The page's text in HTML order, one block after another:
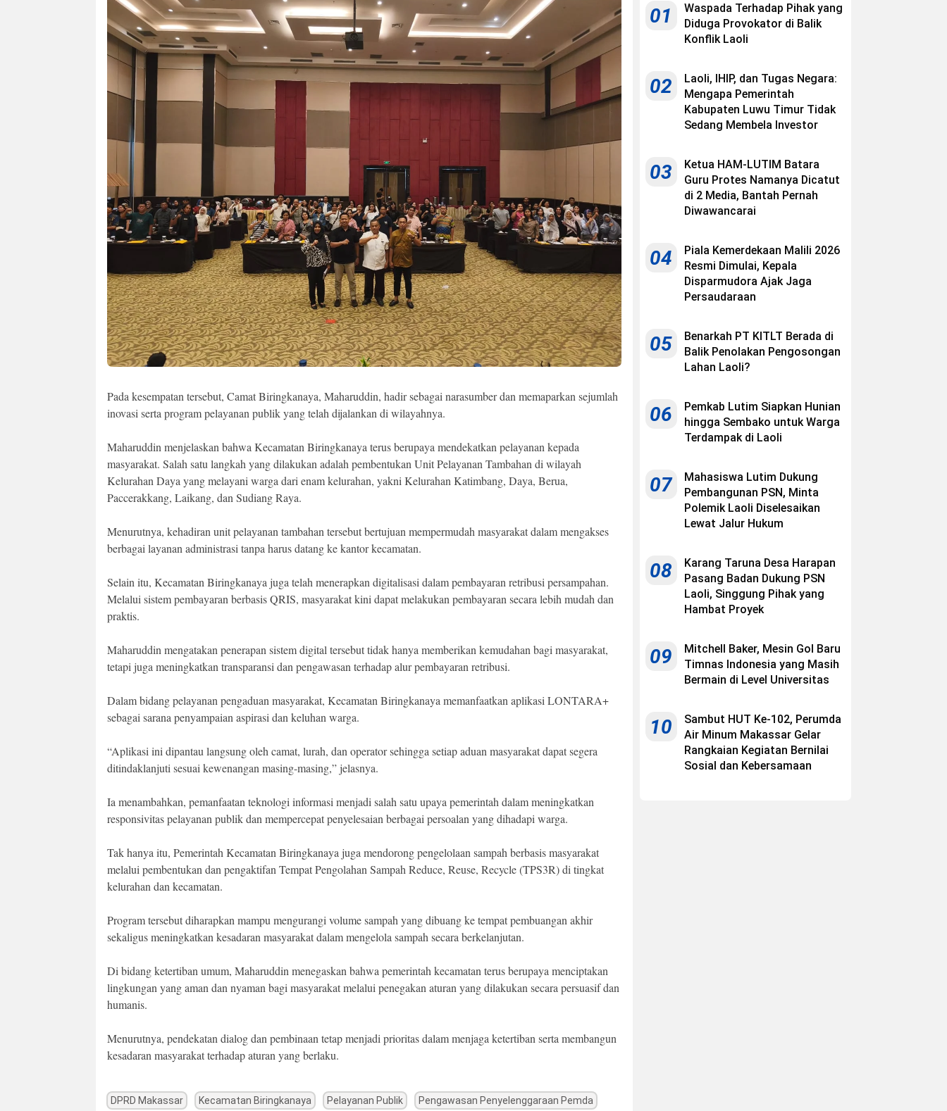
Pada kesempatan tersebut, Camat Biringkanaya, Maharuddin, hadir sebagai narasumber dan memaparkan sejumlah
inovasi serta program pelayanan publik yang telah dijalankan di wilayahnya.
Maharuddin menjelaskan bahwa Kecamatan Biringkanaya terus berupaya mendekatkan pelayanan kepada
masyarakat. Salah satu langkah yang dilakukan adalah pembentukan Unit Pelayanan Tambahan di wilayah
Kelurahan Daya yang melayani warga dari enam kelurahan, yakni Kelurahan Katimbang, Daya, Berua,
Paccerakkang, Laikang, dan Sudiang Raya.
Menurutnya, kehadiran unit pelayanan tambahan tersebut bertujuan mempermudah masyarakat dalam mengakses
berbagai layanan administrasi tanpa harus datang ke kantor kecamatan.
Selain itu, Kecamatan Biringkanaya juga telah menerapkan digitalisasi dalam pembayaran retribusi persampahan.
Melalui sistem pembayaran berbasis QRIS, masyarakat kini dapat melakukan pembayaran secara lebih mudah dan
praktis.
Maharuddin mengatakan penerapan sistem digital tersebut tidak hanya memberikan kemudahan bagi masyarakat,
tetapi juga meningkatkan transparansi dan pengawasan terhadap alur pembayaran retribusi.
Dalam bidang pelayanan pengaduan masyarakat, Kecamatan Biringkanaya memanfaatkan aplikasi LONTARA+
sebagai sarana penyampaian aspirasi dan keluhan warga.
“Aplikasi ini dipantau langsung oleh camat, lurah, dan operator sehingga setiap aduan masyarakat dapat segera
ditindaklanjuti sesuai kewenangan masing-masing,” jelasnya.
Ia menambahkan, pemanfaatan teknologi informasi menjadi salah satu upaya pemerintah dalam meningkatkan
responsivitas pelayanan publik dan mempercepat penyelesaian berbagai persoalan yang dihadapi warga.
Tak hanya itu, Pemerintah Kecamatan Biringkanaya juga mendorong pengelolaan sampah berbasis masyarakat
melalui pembentukan dan pengaktifan Tempat Pengolahan Sampah Reduce, Reuse, Recycle (TPS3R) di tingkat
kelurahan dan kecamatan.
Program tersebut diharapkan mampu mengurangi volume sampah yang dibuang ke tempat pembuangan akhir
sekaligus meningkatkan kesadaran masyarakat dalam mengelola sampah secara berkelanjutan.
Di bidang ketertiban umum, Maharuddin menegaskan bahwa pemerintah kecamatan terus berupaya menciptakan
lingkungan yang aman dan nyaman bagi masyarakat melalui penegakan aturan yang dilakukan secara persuasif dan
humanis.
Menurutnya, pendekatan dialog dan pembinaan tetap menjadi prioritas dalam menjaga ketertiban serta membangun
kesadaran masyarakat terhadap aturan yang berlaku.
DPRD Makassar Kecamatan Biringkanaya Pelayanan Publik Pengawasan Penyelenggaraan Pemda
01
Waspada Terhadap Pihak yang
Diduga Provokator di Balik
Konflik Laoli
02
Laoli, IHIP, dan Tugas Negara:
Mengapa Pemerintah
Kabupaten Luwu Timur Tidak
Sedang Membela Investor
03
Ketua HAM-LUTIM Batara
Guru Protes Namanya Dicatut
di 2 Media, Bantah Pernah
Diwawancarai
04
Piala Kemerdekaan Malili 2026
Resmi Dimulai, Kepala
Disparmudora Ajak Jaga
Persaudaraan
05
Benarkah PT KITLT Berada di
Balik Penolakan Pengosongan
Lahan Laoli?
06
Pemkab Lutim Siapkan Hunian
hingga Sembako untuk Warga
Terdampak di Laoli
07
Mahasiswa Lutim Dukung
Pembangunan PSN, Minta
Polemik Laoli Diselesaikan
Lewat Jalur Hukum
08
Karang Taruna Desa Harapan
Pasang Badan Dukung PSN
Laoli, Singgung Pihak yang
Hambat Proyek
09
Mitchell Baker, Mesin Gol Baru
Timnas Indonesia yang Masih
Bermain di Level Universitas
10
Sambut HUT Ke-102, Perumda
Air Minum Makassar Gelar
Rangkaian Kegiatan Bernilai
Sosial dan Kebersamaan